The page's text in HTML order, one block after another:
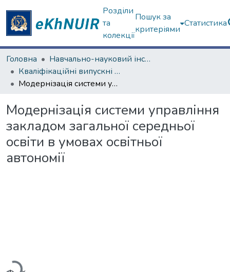
Розділи
та
колекції
Пошук за
критеріями
Статистика
Головна
Навчально-науковий інститут "Академія вчительства"
Кваліфікаційні випускні роботи магістрів. Навчально-науковий інститут "Академія вчительства"
Модернізація системи управління закладом загальної середньої освіти в умовах освітньої автономії
Модернізація системи управління
закладом загальної середньої
освіти в умовах освітньої
автономії
Вантажиться...